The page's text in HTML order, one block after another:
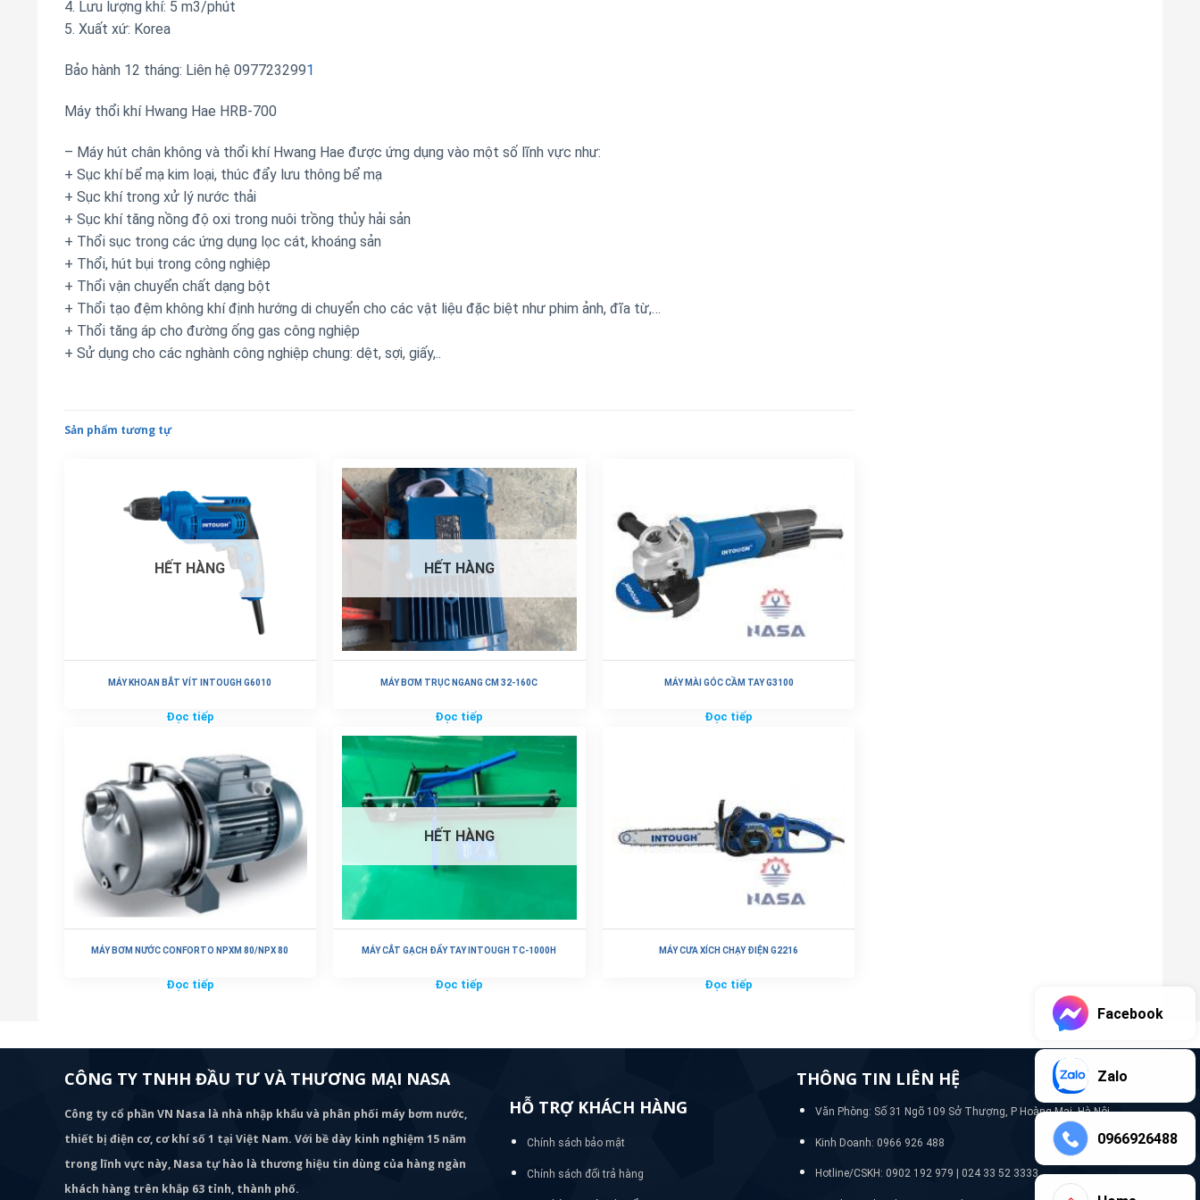
4. Lưu lượng khí: 5 m3/phút
5. Xuất xứ: Korea
Bảo hành 12 tháng: Liên hệ 0977232991
Máy thổi khí Hwang Hae HRB-700
– Máy hút chân không và thổi khí Hwang Hae được ứng dụng vào một số lĩnh vực như:
+ Sục khí bể mạ kim loại, thúc đẩy lưu thông bể mạ
+ Sục khí trong xử lý nước thải
+ Sục khí tăng nồng độ oxi trong nuôi trồng thủy hải sản
+ Thổi sục trong các ứng dụng lọc cát, khoáng sản
+ Thổi, hút bụi trong công nghiệp
+ Thổi vận chuyển chất dạng bột
+ Thổi tạo đệm không khí định hướng di chuyển cho các vật liệu đặc biệt như phim ảnh, đĩa từ,…
+ Thổi tăng áp cho đường ống gas công nghiệp
+ Sử dụng cho các nghành công nghiệp chung: dệt, sợi, giấy,..
Sản phẩm tương tự
HẾT HÀNG
MÁY KHOAN BẮT VÍT INTOUGH G6010
Đọc tiếp
HẾT HÀNG
MÁY BƠM TRỤC NGANG CM 32-160C
Đọc tiếp
MÁY MÀI GÓC CẦM TAY G3100
Đọc tiếp
MÁY BƠM NƯỚC CONFORTO NPXM 80/NPX 80
Đọc tiếp
HẾT HÀNG
MÁY CẮT GẠCH ĐẨY TAY INTOUGH TC-1000H
Đọc tiếp
MÁY CƯA XÍCH CHẠY ĐIỆN G2216
Đọc tiếp
CÔNG TY TNHH ĐẦU TƯ VÀ THƯƠNG MẠI NASA
Công ty cổ phần VN Nasa là nhà nhập khẩu và phân phối máy bơm nước,
thiết bị điện cơ, cơ khí số 1 tại Việt Nam. Với bề dày kinh nghiệm 15 năm
trong lĩnh vực này, Nasa tự hào là thương hiệu tin dùng của hàng ngàn
khách hàng trên khắp 63 tỉnh, thành phố.
HỖ TRỢ KHÁCH HÀNG
Chính sách bảo mật
Chính sách đổi trả hàng
THÔNG TIN LIÊN HỆ
Văn Phòng: Số 31 Ngõ 109 Sở Thượng, P Hoàng Mai, Hà Nội
Kinh Doanh: 0966 926 488
Hotline/CSKH: 0902 192 979 | 024 33 52 3333
Facebook
Zalo
0966926488